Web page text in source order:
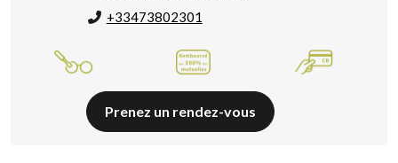
+33473802301
Prenez un rendez-vous